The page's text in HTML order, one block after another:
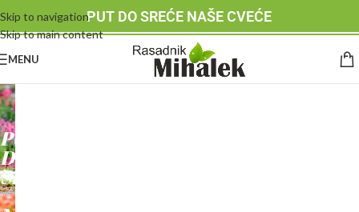
Skip to navigation
Skip to main content
PUT DO SREĆE NAŠE CVEĆE
MENU
RASADNIK
MIHALEK
PUT
DO
SREĆE
-